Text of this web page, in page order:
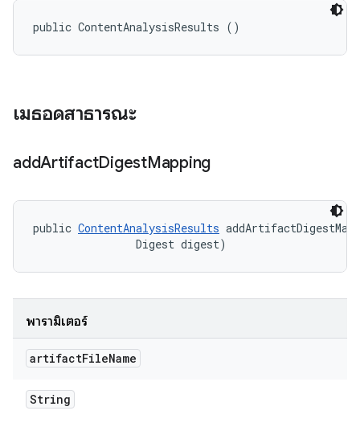
public ContentAnalysisResults ()
เมธอดสาธารณะ
addArtifactDigestMapping
public ContentAnalysisResults
                Digest digest)
พารามิเตอร์
artifactFileName
String